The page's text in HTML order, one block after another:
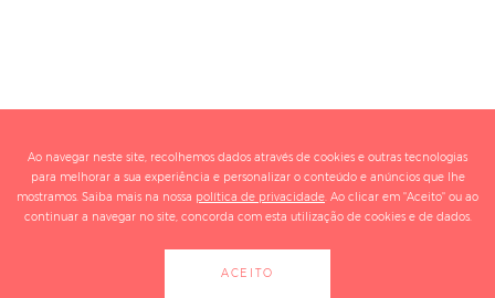
Ao navegar neste site, recolhemos dados através de cookies e outras tecnologias
para melhorar a sua experiência e personalizar o conteúdo e anúncios que lhe
mostramos. Saiba mais na nossa política de privacidade. Ao clicar em "Aceito" ou ao
continuar a navegar no site, concorda com esta utilização de cookies e de dados.
ACEITO